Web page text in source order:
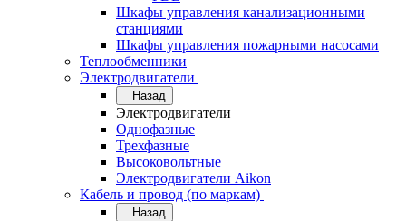
Шкафы управления канализационными
станциями
Шкафы управления пожарными насосами
Теплообменники
Электродвигатели
Назад
Электродвигатели
Однофазные
Трехфазные
Высоковольтные
Электродвигатели Aikon
Кабель и провод (по маркам)
Назад